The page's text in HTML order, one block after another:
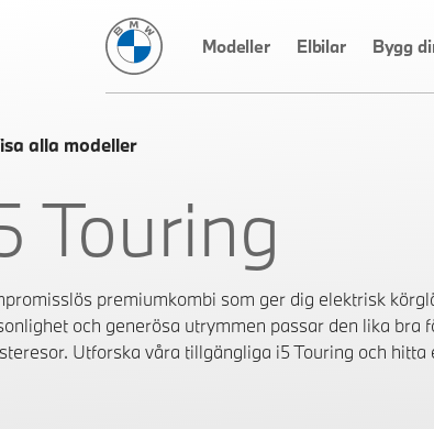
BMW Sverige
Modeller Elbilar Bygg
alla modeller
Touring
premiumkombi som ger dig elektrisk
och generösa utrymmen passar den lika bra
Utforska våra tillgängliga i5 Touring och